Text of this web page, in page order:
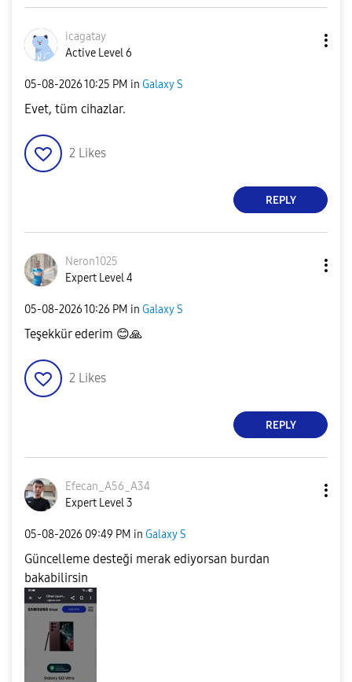
icagatay
Active Level 6
‎05-08-202610:25 PM in Galaxy S
Evet, tüm cihazlar.
2 Likes
REPLY
Neron1025
Expert Level 4
‎05-08-202610:26 PM in Galaxy S
Teşekkür ederim 😊🙏
2 Likes
REPLY
Efecan_A56_A34
Expert Level 3
‎05-08-2026 09:49 PM in Galaxy S
Güncelleme desteği merak ediyorsan burdan
bakabilirsin